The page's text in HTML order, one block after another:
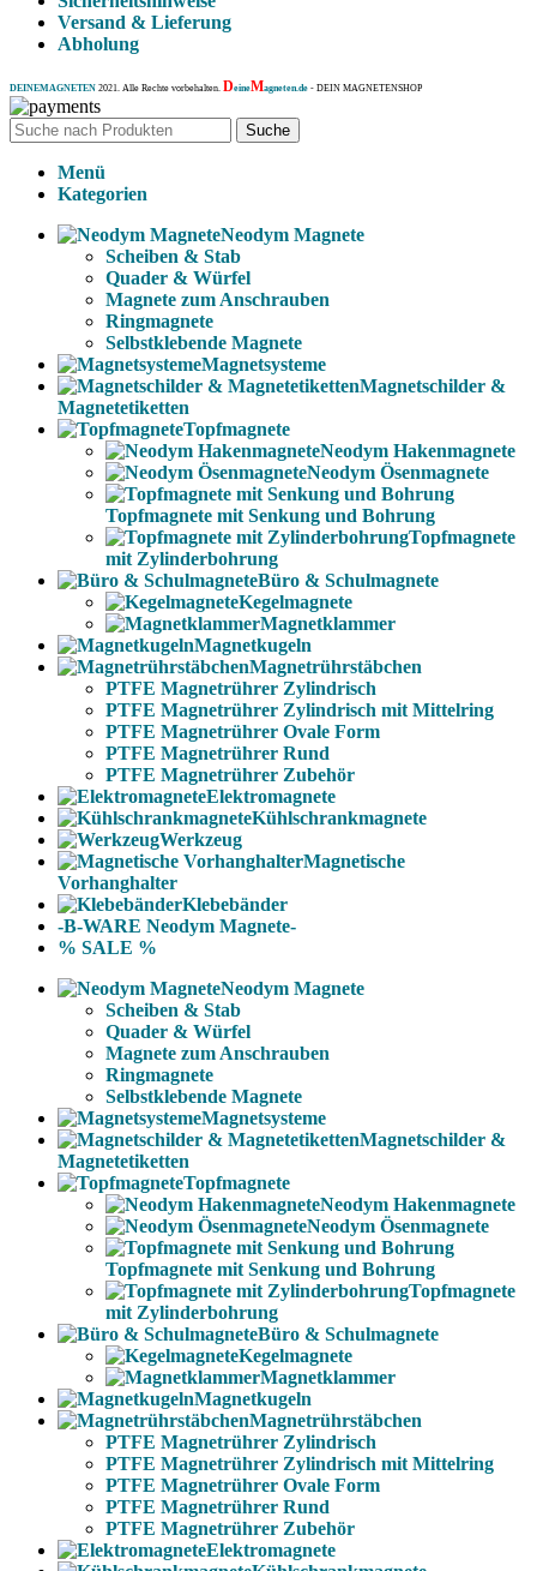
Versand & Lieferung
Abholung
DEINEMAGNETEN 2021. Alle Rechte vorbehalten. DeineMagneten.de - DEIN MAGNETENSHOP
Suche
Menü
Kategorien
Neodym Magnete
Scheiben & Stab
Quader & Würfel
Magnete zum Anschrauben
Ringmagnete
Selbstklebende Magnete
Magnetsysteme
Magnetschilder &
Magnetetiketten
Topfmagnete
Neodym Hakenmagnete
Neodym Ösenmagnete
Topfmagnete mit Senkung und Bohrung
Topfmagnete
mit Zylinderbohrung
Büro & Schulmagnete
Kegelmagnete
Magnetklammer
Magnetkugeln
Magnetrührstäbchen
PTFE Magnetrührer Zylindrisch
PTFE Magnetrührer Zylindrisch mit Mittelring
PTFE Magnetrührer Ovale Form
PTFE Magnetrührer Rund
PTFE Magnetrührer Zubehör
Elektromagnete
Kühlschrankmagnete
Werkzeug
Magnetische
Vorhanghalter
Klebebänder
-B-WARE Neodym Magnete-
% SALE %
Neodym Magnete
Scheiben & Stab
Quader & Würfel
Magnete zum Anschrauben
Ringmagnete
Selbstklebende Magnete
Magnetsysteme
Magnetschilder &
Magnetetiketten
Topfmagnete
Neodym Hakenmagnete
Neodym Ösenmagnete
Topfmagnete mit Senkung und Bohrung
Topfmagnete
mit Zylinderbohrung
Büro & Schulmagnete
Kegelmagnete
Magnetklammer
Magnetkugeln
Magnetrührstäbchen
PTFE Magnetrührer Zylindrisch
PTFE Magnetrührer Zylindrisch mit Mittelring
PTFE Magnetrührer Ovale Form
PTFE Magnetrührer Rund
PTFE Magnetrührer Zubehör
Elektromagnete